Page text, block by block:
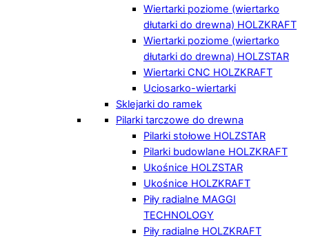
Wiertarki poziome (wiertarko
dłutarki do drewna) HOLZKRAFT
Wiertarki poziome (wiertarko
dłutarki do drewna) HOLZSTAR
Wiertarki CNC HOLZKRAFT
Uciosarko-wiertarki
Sklejarki do ramek
Pilarki tarczowe do drewna
Pilarki stołowe HOLZSTAR
Pilarki budowlane HOLZKRAFT
Ukośnice HOLZSTAR
Ukośnice HOLZKRAFT
Piły radialne MAGGI
TECHNOLOGY
Piły radialne HOLZKRAFT